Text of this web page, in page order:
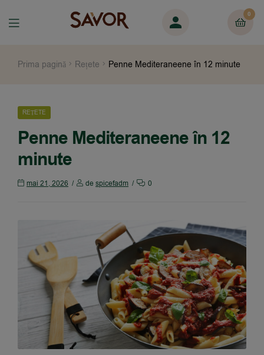
0
Prima pagină Rețete Penne Mediteraneene în 12 minute
REȚETE
Penne Mediteraneene în 12
minute
mai 21, 2026 de spicefadm 0